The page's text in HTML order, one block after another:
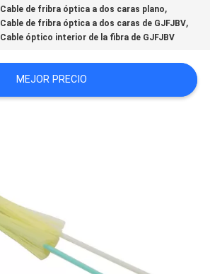
Cable de fribra óptica a dos caras plano,
Cable de fribra óptica a dos caras de GJFJBV,
Cable óptico interior de la fibra de GJFJBV
MEJOR PRECIO